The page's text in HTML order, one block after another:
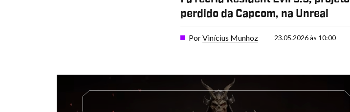
perdido da Capcom, na Unreal
PorVinícius Munhoz 23.05.2026 às 10:00